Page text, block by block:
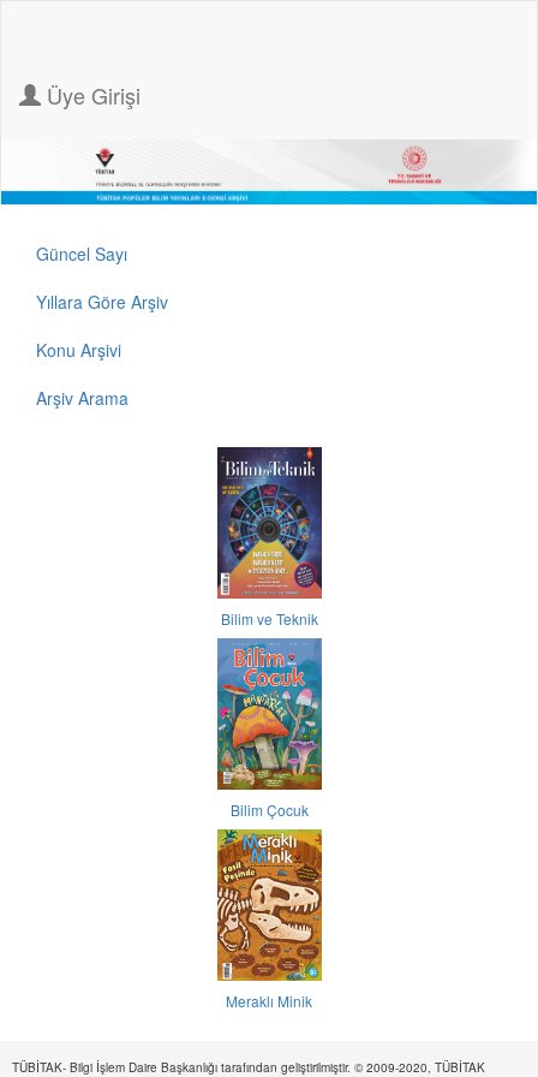
Üye Girişi
Güncel Sayı
Yıllara Göre Arşiv
Konu Arşivi
Arşiv Arama
Bilim ve Teknik
Bilim Çocuk
Meraklı Minik
TÜBİTAK- Bilgi İşlem Daire Başkanlığı tarafından geliştirilmiştir. © 2009-2020, TÜBİTAK